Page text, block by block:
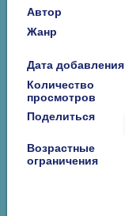
Автор
Жанр
Дата добавления
Количество
просмотров
Поделиться
Возрастные
ограничения